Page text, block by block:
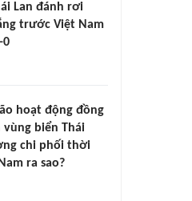
Lan đánh rơi
trước Việt Nam
0
hoạt động đồng
biển Thái
chi phối thời
ra sao?